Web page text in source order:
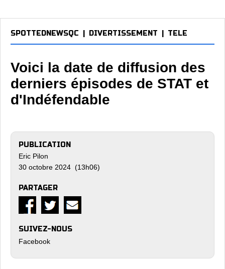
SPOTTEDNEWSQC DIVERTISSEMENT TELE
Voici la date de diffusion des
derniers épisodes de STAT et
d'Indéfendable
PUBLICATION
Eric Pilon
30 octobre 2024 (13h06)
PARTAGER
SUIVEZ-NOUS
Facebook